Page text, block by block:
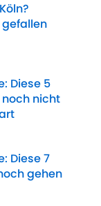
Diese 5
nicht
Diese 7
gehen